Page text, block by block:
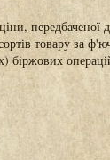
передбаченої
товару за
біржових